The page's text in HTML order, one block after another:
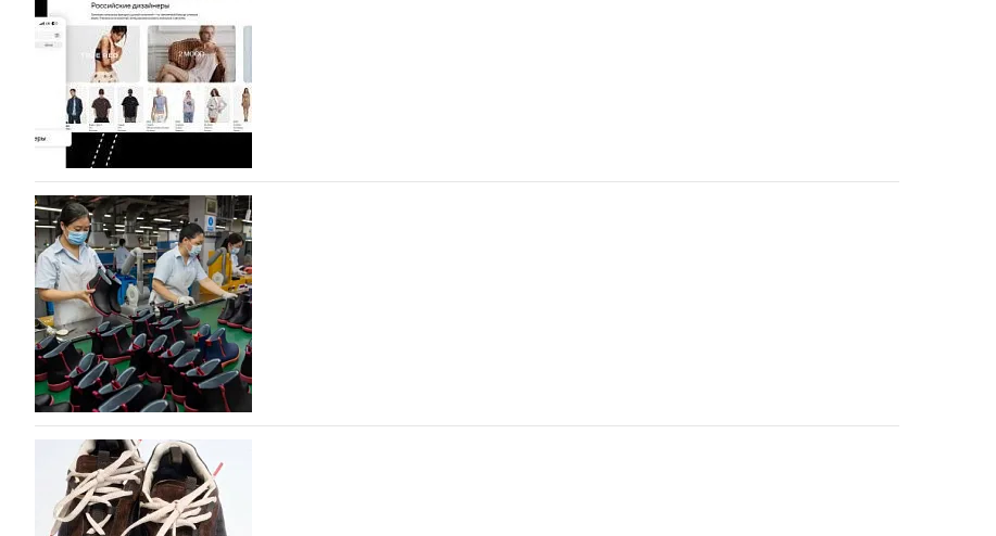
Компания BALLINA Guangzhou Lihuang Footwear Co., Ltd., основанная в 2011 году и расположенная в
Гуанчжоу, столице моды Китая, является профессиональной обувной компанией, объединяющей
разработку, производство и…
07.08.2026 614
На платформе Lamoda - новый раздел и условия продвижения локальных
дизайнерских марок
Российский маркетплейс Lamoda решил обновить раздел для продажи продукции локальных дизайнерских
марок одежды, обуви и аксессуаров. Бренды также получат маркетинговую…
06.08.2026 794
Объем мирового производства обуви в 2025 году практически не увеличился
В 2025 году мировое производство обуви практически не изменилось, зафиксировав незначительный рост
на 0,1% до 24,6 млрд пар, - данные опубликованы в аналитическом вестнике «Всемирный ежегодник обуви